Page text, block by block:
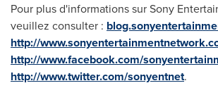
Pour plus d'informations sur Sony
veuillez consulter :
http://
http://www.facebook.com/
http://www.twitter.com/sonyentnet.